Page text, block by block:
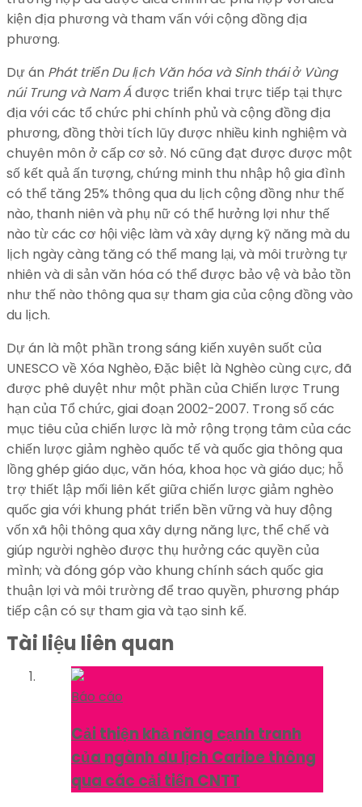
kiện địa phương và tham vấn với cộng đồng địa
phương.
Dự án Phát triển Du lịch Văn hóa và Sinh thái ở Vùng
núi Trung và Nam Áđược triển khai trực tiếp tại thực
địa với các tổ chức phi chính phủ và cộng đồng địa
phương, đồng thời tích lũy được nhiều kinh nghiệm và
chuyên môn ở cấp cơ sở. Nó cũng đạt được được một
số kết quả ấn tượng, chứng minh thu nhập hộ gia đình
có thể tăng 25% thông qua du lịch cộng đồng như thế
nào, thanh niên và phụ nữ có thể hưởng lợi như thế
nào từ các cơ hội việc làm và xây dựng kỹ năng mà du
lịch ngày càng tăng có thể mang lại, và môi trường tự
nhiên và di sản văn hóa có thể được bảo vệ và bảo tồn
như thế nào thông qua sự tham gia của cộng đồng vào
du lịch.
Dự án là một phần trong sáng kiến xuyên suốt của
UNESCO về Xóa Nghèo, Đặc biệt là Nghèo cùng cực, đã
được phê duyệt như một phần của Chiến lược Trung
hạn của Tổ chức, giai đoạn 2002-2007. Trong số các
mục tiêu của chiến lược là mở rộng trọng tâm của các
chiến lược giảm nghèo quốc tế và quốc gia thông qua
lồng ghép giáo dục, văn hóa, khoa học và giáo dục; hỗ
trợ thiết lập mối liên kết giữa chiến lược giảm nghèo
quốc gia với khung phát triển bền vững và huy động
vốn xã hội thông qua xây dựng năng lực, thể chế và
giúp người nghèo được thụ hưởng các quyền của
mình; và đóng góp vào khung chính sách quốc gia
thuận lợi và môi trường để trao quyền, phương pháp
tiếp cận có sự tham gia và tạo sinh kế.
Tài liệu liên quan
Báo cáo
Cải thiện khả năng cạnh tranh
của ngành du lịch Caribe thông
qua các cải tiến CNTT